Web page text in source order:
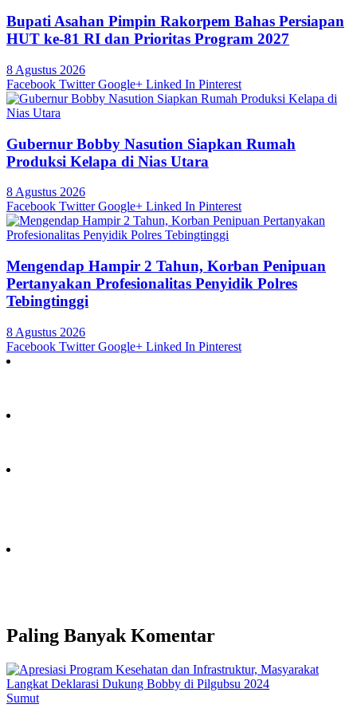
Bupati Asahan Pimpin Rakorpem Bahas Persiapan
HUT ke-81 RI dan Prioritas Program 2027
8 Agustus 2026
Facebook Twitter Google+ Linked In Pinterest
Gubernur Bobby Nasution Siapkan Rumah
Produksi Kelapa di Nias Utara
8 Agustus 2026
Facebook Twitter Google+ Linked In Pinterest
Mengendap Hampir 2 Tahun, Korban Penipuan
Pertanyakan Profesionalitas Penyidik Polres
Tebingtinggi
8 Agustus 2026
Facebook Twitter Google+ Linked In Pinterest
Paling Banyak Komentar
Sumut